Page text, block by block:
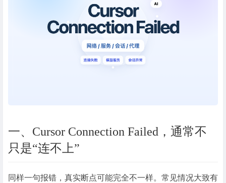
一、Cursor Connection Failed，通常不
只是“连不上”
同样一句报错，真实断点可能完全不一样。常见情况大致有